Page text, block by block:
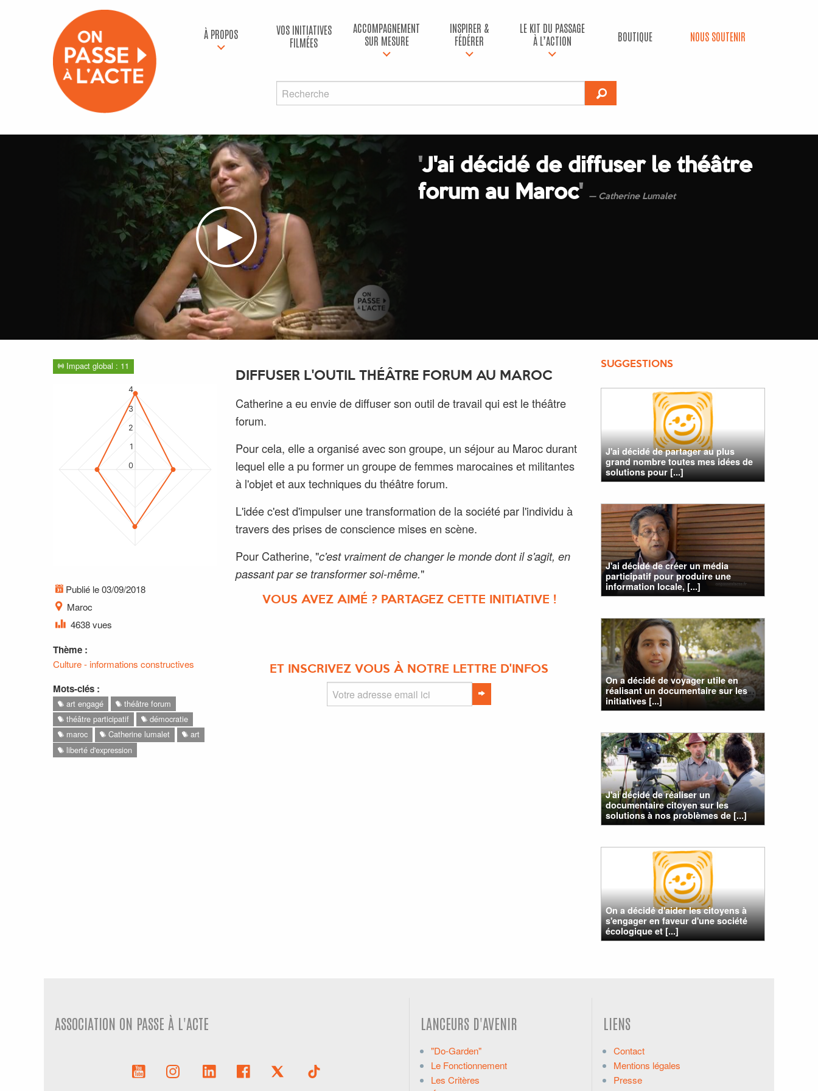
À PROPOS
VOS INITIATIVES
FILMÉES
ACCOMPAGNEMENT
SUR MESURE
INSPIRER &
FÉDÉRER
LE KIT DU PASSAGE
À L’ACTION
BOUTIQUE NOUS SOUTENIR
'J'ai décidé de diffuser le théâtre
forum au Maroc' Catherine Lumalet
Impact global : 11
0
1
2
3
4
Publié le 03/09/2018
Maroc
4638 vues
Thème :
Culture - informations constructives
Mots-clés :
art engagé
théâtre forum
théâtre participatif
démocratie
maroc
Catherine lumalet
art
liberté d'expression
DIFFUSER L'OUTIL THÉÂTRE FORUM AU MAROC
Catherine a eu envie de diffuser son outil de travail qui est le théâtre
forum.
Pour cela, elle a organisé avec son groupe, un séjour au Maroc durant
lequel elle a pu former un groupe de femmes marocaines et militantes
à l'objet et aux techniques du théâtre forum.
L'idée c'est d'impulser une transformation de la société par l'individu à
travers des prises de conscience mises en scène.
Pour Catherine, "c'est vraiment de changer le monde dont il s'agit, en
passant par se transformer soi-même."
VOUS AVEZ AIMÉ ? PARTAGEZ CETTE INITIATIVE !
ET INSCRIVEZ VOUS À NOTRE LETTRE D'INFOS
SUGGESTIONS
J'ai décidé de partager au plus
grand nombre toutes mes idées de
solutions pour [...]
J'ai décidé de créer un média
participatif pour produire une
information locale, [...]
On a décidé de voyager utile en
réalisant un documentaire sur les
initiatives [...]
J'ai décidé de réaliser un
documentaire citoyen sur les
solutions à nos problèmes de [...]
On a décidé d'aider les citoyens à
s'engager en faveur d'une société
écologique et [...]
ASSOCIATION ON PASSE À L'ACTE LANCEURS D'AVENIR
"Do-Garden"
Le Fonctionnement
Les Critères
LIENS
Contact
Mentions légales
Presse